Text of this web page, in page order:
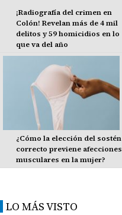
¡Radiografía del crimen en
Colón! Revelan más de 4 mil
delitos y 59 homicidios en lo
que va del año
¿Cómo la elección del sostén
correcto previene afecciones
musculares en la mujer?
LO MÁS VISTO